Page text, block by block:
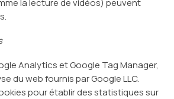
la lecture de vidéos) peuvent
Analytics et Google Tag Manager,
du web fournis par Google LLC.
pour établir des statistiques sur